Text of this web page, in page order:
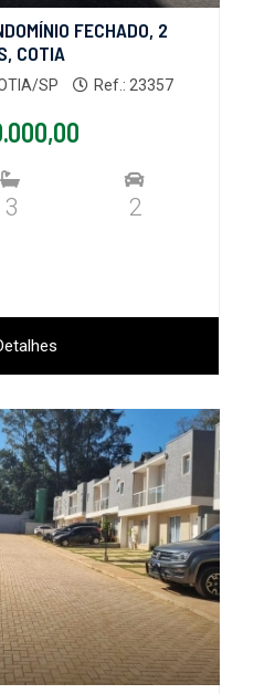
FECHADO, 2
COTIA
SP Ref.: 23357
3 2